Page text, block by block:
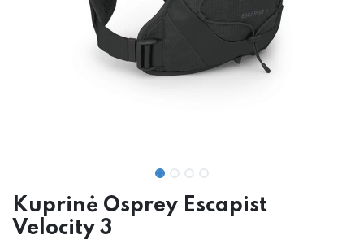
Kuprinė Osprey Escapist
Velocity 3